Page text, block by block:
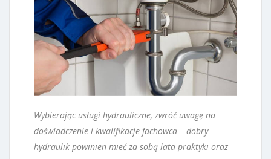
Wybierając usługi hydrauliczne, zwróć uwagę na
doświadczenie i kwalifikacje fachowca – dobry
hydraulik powinien mieć za sobą lata praktyki oraz